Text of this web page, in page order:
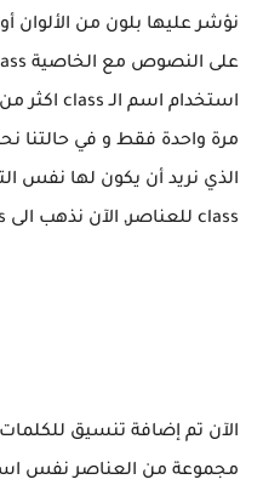
نؤشر عليها بلون من
مرة واحدة فقط و في حالتنا
الذي نريد أن يكون لها نفس
class للعناصر, الآن نذهب الى css.